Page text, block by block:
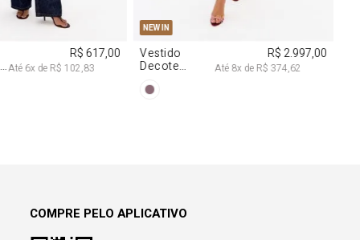
COMPRE PELO APLICATIVO